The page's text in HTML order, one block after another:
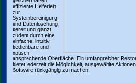
effiziente Helferlein
zur
Systembereinigung
und Datenlöschung
bereit und glänzt
zudem durch eine
einfache, intuitiv
bedienbare und
optisch
ansprechende Oberfläche. Ein umfangreicher
bietet jederzeit die Möglichkeit, ausgewählte
Software rückgängig zu machen.